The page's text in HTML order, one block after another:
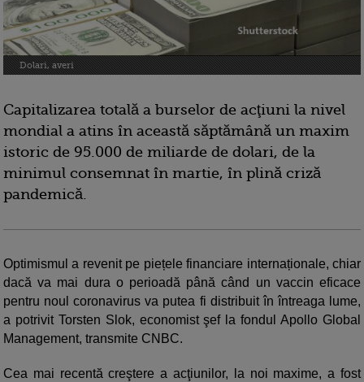
Dolari, averi
Capitalizarea totală a burselor de acţiuni la nivel
mondial a atins în această săptămână un maxim
istoric de 95.000 de miliarde de dolari, de la
minimul consemnat în martie, în plină criză
pandemică.
Optimismul a revenit pe piețele financiare internaționale, chiar
dacă va mai dura o perioadă până când un vaccin eficace
pentru noul coronavirus va putea fi distribuit în întreaga lume,
a potrivit Torsten Slok, economist şef la fondul Apollo Global
Management, transmite CNBC.
Cea mai recentă creştere a acţiunilor, la noi maxime, a fost